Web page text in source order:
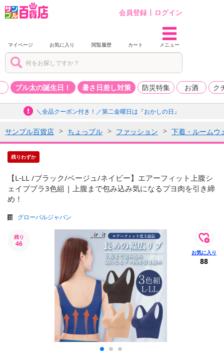
会員登録 ログイン
マイページ お気に入り 閲覧履歴 カート メニュー
プル太の誕生日！ 暑さ日差し対策 防災特集 お酒 ク
＼全品クーポン付き！／第二金曜日は『おかしの日』
サンプル百貨店 ちょっプル ファッション 下着・ルームウ
残りわずか
【L-LL /ブラック/ベージュ/ネイビー】エアーフィット上腹シ
ェイプブラ3色組 | 上腹まで包み込み気になるプヨ肉を引き締
め！
グローバルジャパン
残り
46
88